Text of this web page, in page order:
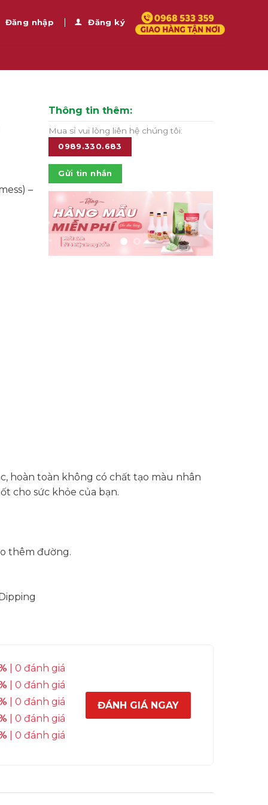
Đăng nhập Đăng ký
–
Thông tin thêm:
Mua sỉ vui lòng liên hệ chúng tôi:
0989.330.683
Gửi tin nhắn
hoàn toàn không có chất tạo màu nhân
cho sức khỏe của bạn.
thêm đường.
| 0 đánh giá
| 0 đánh giá
| 0 đánh giá
| 0 đánh giá
| 0 đánh giá
ĐÁNH GIÁ NGAY